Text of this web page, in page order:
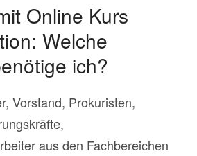
Online Kurs
Welche
ich?
Vorstand, Prokuristen,
aus den Fachbereichen